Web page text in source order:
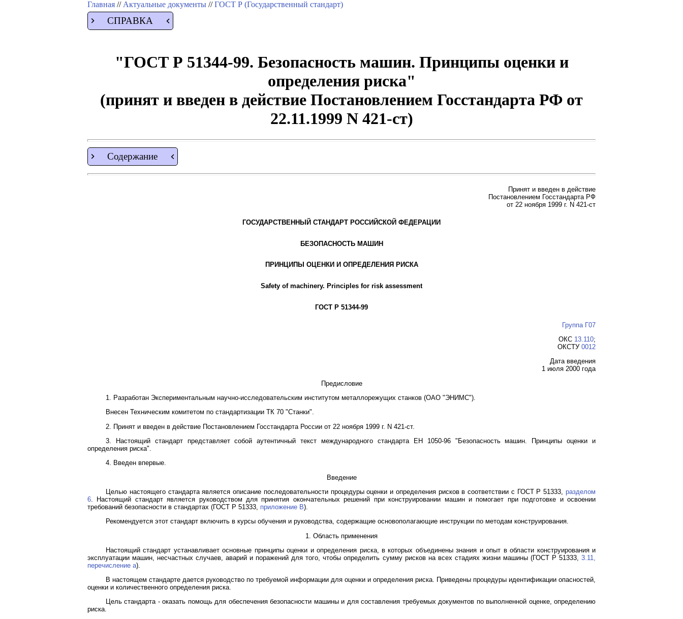
Главная // Актуальные документы //ГОСТ Р (Государственный стандарт)
СПРАВКА
"ГОСТ Р 51344-99. Безопасность машин. Принципы оценки и
определения риска"
(принят и введен в действие Постановлением Госстандарта РФ от
22.11.1999 N 421-ст)
Содержание
Принят и введен в действие
Постановлением Госстандарта РФ
от 22 ноября 1999 г. N 421-ст
ГОСУДАРСТВЕННЫЙ СТАНДАРТ РОССИЙСКОЙ ФЕДЕРАЦИИ
БЕЗОПАСНОСТЬ МАШИН
ПРИНЦИПЫ ОЦЕНКИ И ОПРЕДЕЛЕНИЯ РИСКА
Safety of machinery. Principles for risk assessment
ГОСТ Р 51344-99
Группа Г07
ОКС 13.110;
ОКСТУ 0012
Дата введения
1 июля 2000 года
Предисловие
1. Разработан Экспериментальным научно-исследовательским институтом металлорежущих станков (ОАО "ЭНИМС").
Внесен Техническим комитетом по стандартизации ТК 70 "Станки".
2. Принят и введен в действие Постановлением Госстандарта России от 22 ноября 1999 г. N 421-ст.
3. Настоящий стандарт представляет собой аутентичный текст международного стандарта ЕН 1050-96 "Безопасность машин. Принципы оценки и
определения риска".
4. Введен впервые.
Введение
Целью настоящего стандарта является описание последовательности процедуры оценки и определения рисков в соответствии с ГОСТ Р 51333, разделом
6 . Настоящий стандарт является руководством для принятия окончательных решений при конструировании машин и помогает при подготовке и освоении
требований безопасности в стандартах (ГОСТ Р 51333, приложение B).
Рекомендуется этот стандарт включить в курсы обучения и руководства, содержащие основополагающие инструкции по методам конструирования.
1. Область применения
Настоящий стандарт устанавливает основные принципы оценки и определения риска, в которых объединены знания и опыт в области конструирования и
эксплуатации машин, несчастных случаев, аварий и поражений для того, чтобы определить сумму рисков на всех стадиях жизни машины (ГОСТ Р 51333, 3.11,
перечисление a).
В настоящем стандарте дается руководство по требуемой информации для оценки и определения риска. Приведены процедуры идентификации опасностей,
оценки и количественного определения риска.
Цель стандарта - оказать помощь для обеспечения безопасности машины и для составления требуемых документов по выполненной оценке, определению
риска.